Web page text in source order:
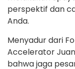
perspektif dan
Anda.
Menyadur dari
Accelerator
bahwa jaga